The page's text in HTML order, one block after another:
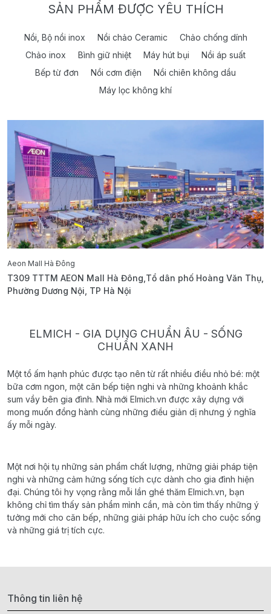
SẢN PHẨM ĐƯỢC YÊU THÍCH
Nồi, Bộ nồi inox Nồi chảo Ceramic
Chảo chống dính
Chảo inox
Bình giữ nhiệt Máy hút bụi
Nồi áp suất
Bếp từ đơn
Nồi cơm điện
Nồi chiên không dầu
Máy lọc không khí
Aeon Mall Hà Đông
T309 TTTM AEON Mall Hà Đông,Tổ dân phố Hoàng Văn Thụ,
Phường Dương Nội, TP Hà Nội
ELMICH - GIA DỤNG CHUẨN ÂU - SỐNG
CHUẨN XANH
Một tổ ấm hạnh phúc được tạo nên từ rất nhiều điều nhỏ bé: một
bữa cơm ngon, một căn bếp tiện nghi và những khoảnh khắc
sum vầy bên gia đình. Nhà mới Elmich.vn được xây dựng với
mong muốn đồng hành cùng những điều giản dị nhưng ý nghĩa
ấy mỗi ngày.
Một nơi hội tụ những sản phẩm chất lượng, những giải pháp tiện
nghi và những cảm hứng sống tích cực dành cho gia đình hiện
đại. Chúng tôi hy vọng rằng mỗi lần ghé thăm Elmich.vn, bạn
không chỉ tìm thấy sản phẩm mình cần, mà còn tìm thấy những ý
tưởng mới cho căn bếp, những giải pháp hữu ích cho cuộc sống
và những giá trị tích cực.
Thông tin liên hệ